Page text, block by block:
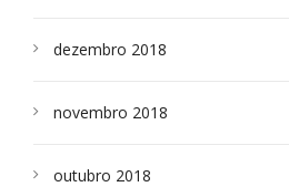
dezembro 2018
novembro 2018
outubro 2018